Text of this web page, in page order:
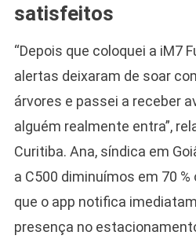
satisfeitos
“Depois que coloquei a iM7
alertas deixaram de soar
árvores e passei a receber
alguém realmente entra”,
Curitiba. Ana, síndica em
a C500 diminuímos em 70
que o app notifica
presença no